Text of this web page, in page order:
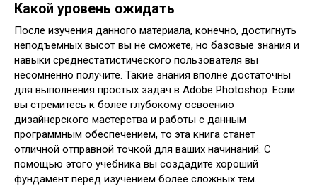
Какой уровень ожидать
После изучения данного материала, конечно, достигнуть
неподъемных высот вы не сможете, но базовые знания и
навыки среднестатистического пользователя вы
несомненно получите. Такие знания вполне достаточны
для выполнения простых задач в Adobe Photoshop. Если
вы стремитесь к более глубокому освоению
дизайнерского мастерства и работы с данным
программным обеспечением, то эта книга станет
отличной отправной точкой для ваших начинаний. С
помощью этого учебника вы создадите хороший
фундамент перед изучением более сложных тем.